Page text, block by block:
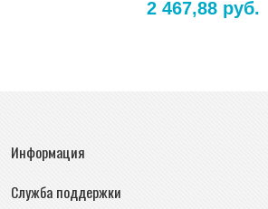
2 467,88 руб.
Информация
Служба поддержки